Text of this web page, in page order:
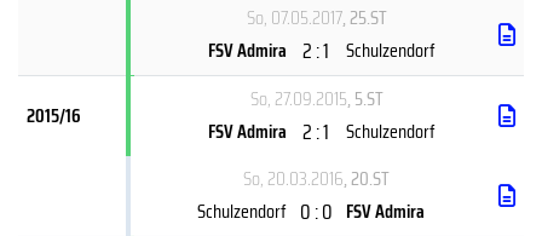
So, 07.05.2017, 25.ST
FSV Admira 2 : 1 Schulzendorf
2015/16
So, 27.09.2015, 5.ST
FSV Admira 2 : 1 Schulzendorf
So, 20.03.2016, 20.ST
Schulzendorf 0 : 0 FSV Admira